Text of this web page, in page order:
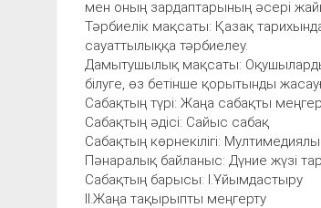
мен оның зардаптарының әсері
Тәрбиелік мақсаты: Қазақ
сауаттылыққа тәрбиелеу.
Дамытушылық мақсаты: Оқушылардың
білуге, өз бетінше қорытынды
Сабақтың түрі: Жаңа сабақты
Сабақтың әдісі: Сайыс сабақ
Сабақтың көрнекілігі:
Пәнаралық байланыс: Дүние жүзі
Сабақтың барысы: І.Ұйымдастыру
ІІ.Жаңа тақырыпты меңгерту